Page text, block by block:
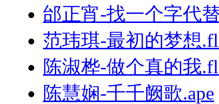
邰正宵-找一个字代
范玮琪-最初的梦想
陈淑桦-做个真的我
陈慧娴-千千阙歌.ape